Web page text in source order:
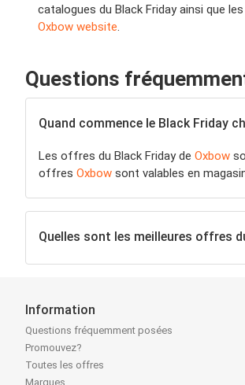
catalogues du Black Friday ainsi que
Oxbow website.
Questions
Quand commence le Black Friday
Les offres du Black Friday de Oxbow
offres Oxbow sont valables en
Quelles sont les meilleures offres
Information
Questions fréquemment posées
Promouvez?
Toutes les offres
Marques